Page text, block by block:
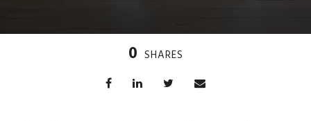
0 SHARES